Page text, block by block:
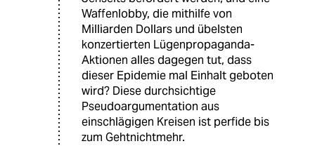
Waffenlobby, die mithilfe von
Milliarden Dollars und übelsten
konzertierten Lügenpropaganda-
Aktionen alles dagegen tut, dass
dieser Epidemie mal Einhalt geboten
wird? Diese durchsichtige
Pseudoargumentation aus
einschlägigen Kreisen ist perfide bis
zum Gehtnichtmehr.